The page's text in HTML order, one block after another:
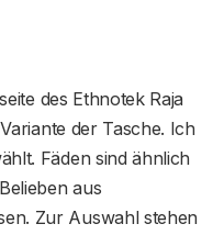
des Ethnotek Raja
der Tasche. Ich
Fäden sind ähnlich
aus
Zur Auswahl stehen